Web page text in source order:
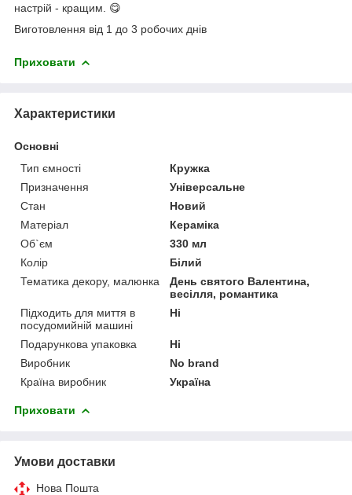
настрій - кращим. 😋
Виготовлення від 1 до 3 робочих днів
Приховати
Характеристики
Основні
Тип ємності
Кружка
Призначення
Універсальне
Стан
Новий
Матеріал
Кераміка
Об`єм
330 мл
Колір
Білий
Тематика декору, малюнка
День святого Валентина,
весілля, романтика
Підходить для миття в
посудомийній машині
Ні
Подарункова упаковка
Ні
Виробник
No brand
Країна виробник
Україна
Приховати
Умови доставки
Нова Пошта